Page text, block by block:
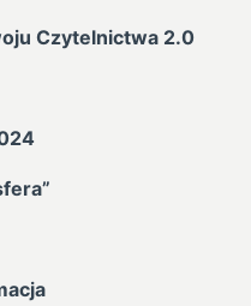
Czytelnictwa 2.0